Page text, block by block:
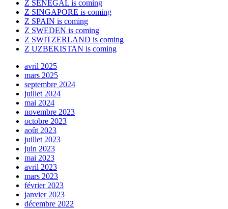
Z SENEGAL is coming
Z SINGAPORE is coming
Z SPAIN is coming
Z SWEDEN is coming
Z SWITZERLAND is coming
Z UZBEKISTAN is coming
avril 2025
mars 2025
septembre 2024
juillet 2024
mai 2024
novembre 2023
octobre 2023
août 2023
juillet 2023
juin 2023
mai 2023
avril 2023
mars 2023
février 2023
janvier 2023
décembre 2022